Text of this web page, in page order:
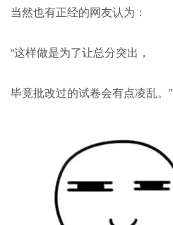
当然也有正经的网友认为：
“这样做是为了让总分突出，
毕竟批改过的试卷会有点凌乱。”